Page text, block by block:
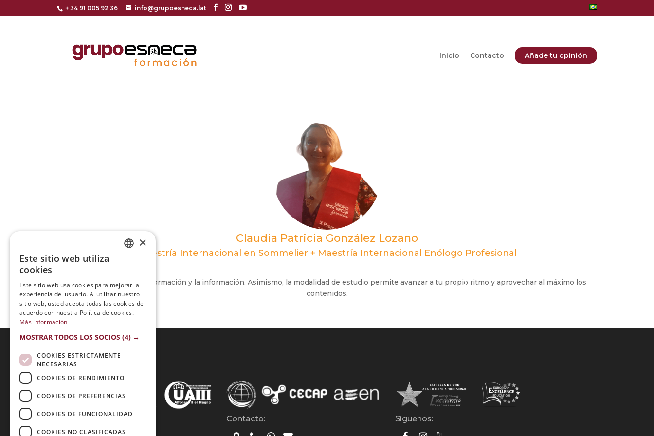
+ 34 91 005 92 36 info@grupoesneca.lat
Inicio Contacto Añade tu opinión
Claudia Patricia González Lozano
Maestría Internacional en Sommelier + Maestría Internacional Enólogo Profesional
Excelente calidad en la formación y la información. Asimismo, la modalidad de estudio permite avanzar a tu propio ritmo y aprovechar al máximo los
contenidos.
Acreditaciones:
Métodos de Pago: Contacto: Síguenos:
×
Este sitio web utiliza
cookies
Este sitio web usa cookies para mejorar la
experiencia del usuario. Al utilizar nuestro
sitio web, usted acepta todas las cookies de
acuerdo con nuestra Política de cookies.
Más información
MOSTRAR TODOS LOS SOCIOS (4) →
COOKIES ESTRICTAMENTE
NECESARIAS
COOKIES DE RENDIMIENTO
COOKIES DE PREFERENCIAS
COOKIES DE FUNCIONALIDAD
COOKIES NO CLASIFICADAS